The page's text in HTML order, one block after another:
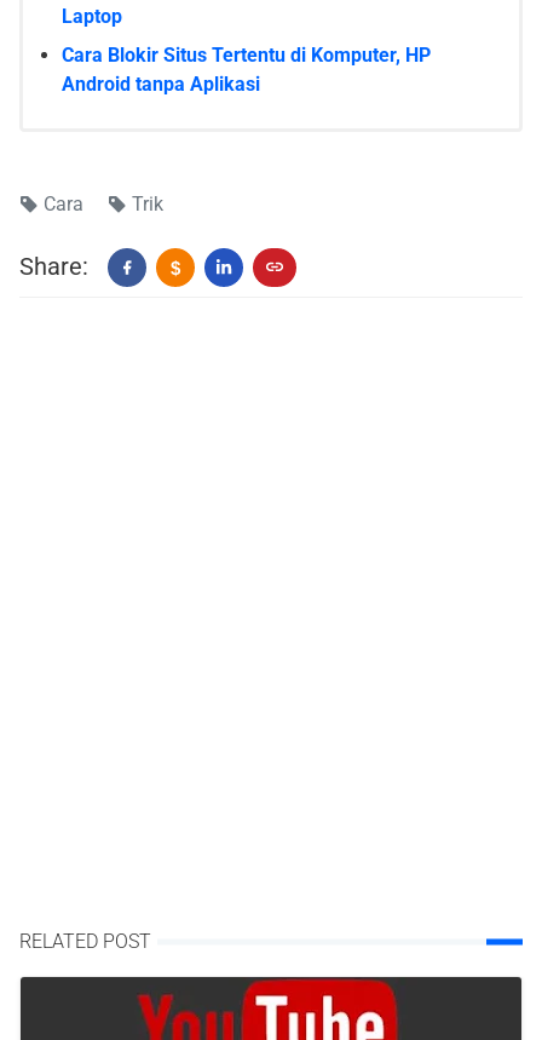
Laptop
Cara Blokir Situs Tertentu di Komputer, HP
Android tanpa Aplikasi
Cara Trik
Share: $
RELATED POST